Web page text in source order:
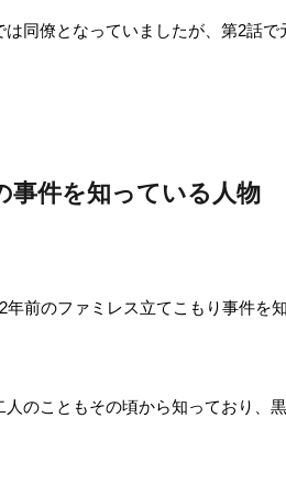
同僚となっていましたが、第2話で
事件を知っている人物
年前のファミレス立てこもり事件を知
人のこともその頃から知っており、